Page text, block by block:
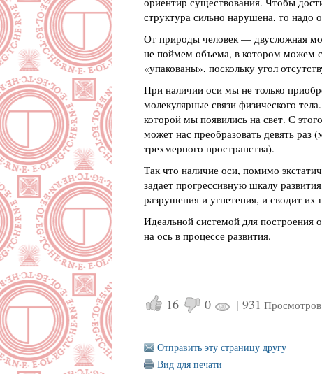
структура сильно нарушена, то надо
От природы человек — двусложная
не поймем объема, в котором можем
«упакованы», поскольку угол
При наличии оси мы не только
молекулярные связи физического
которой мы появились на свет. С
может нас преобразовать девять раз
трехмерного пространства).
Так что наличие оси, помимо
задает прогрессивную шкалу
разрушения и угнетения, и сводит их
Идеальной системой для построения
на ось в процессе развития.
16 0 | 931 Просмотров
Отправить эту страницу другу
Вид для печати